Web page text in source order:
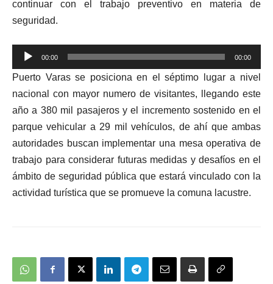
continuar con el trabajo preventivo en materia de
seguridad.
Reproductor
de
audio
00:00 00:00
Puerto Varas se posiciona en el séptimo lugar a nivel
nacional con mayor numero de visitantes, llegando este
año a 380 mil pasajeros y el incremento sostenido en el
parque vehicular a 29 mil vehículos, de ahí que ambas
autoridades buscan implementar una mesa operativa de
trabajo para considerar futuras medidas y desafíos en el
ámbito de seguridad pública que estará vinculado con la
actividad turística que se promueve la comuna lacustre.